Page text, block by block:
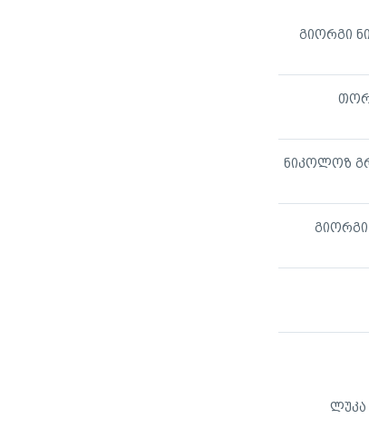
გიორგი
ნიკოლოზ
გიორგი